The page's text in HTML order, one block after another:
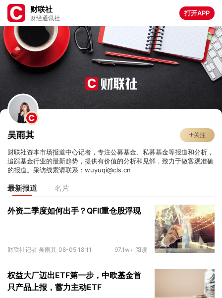
财联社
财经通讯社
打开APP
吴雨其 关注
财联社资本市场报道中心记者，专注公募基金、私募基金等报道和分析，
追踪基金行业的最新趋势，提供有价值的分析和见解，致力于做客观准确
的报道。采访线索请联系：wuyuqi@cls.cn
最新报道 名片
外资二季度如何出手？QFII重仓股浮现
财联社记者 吴雨其 08-05 18:11 97.1w+ 阅读
权益大厂迈出ETF第一步，中欧基金首
只产品上报，蓄力主动ETF